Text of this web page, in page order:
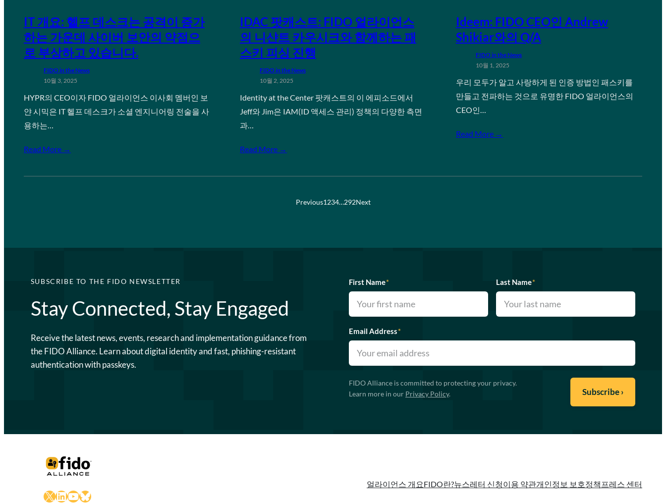
IT 개요: 헬프 데스크는 공격이 증가
하는 가운데 사이버 보안의 약점으
로 부상하고 있습니다.
FIDO in the News
10월 3, 2025
HYPR의 CEO이자 FIDO 얼라이언스 이사회 멤버인 보
얀 시믹은 IT 헬프 데스크가 소셜 엔지니어링 전술을 사
용하는…
Read More →
IDAC 팟캐스트: FIDO 얼라이언스
의 니샨트 카우시크와 함께하는 패
스키 피싱 진행
FIDO in the News
10월 2, 2025
Identity at the Center 팟캐스트의 이 에피소드에서
Jeff와 Jim은 IAM(ID 액세스 관리) 정책의 다양한 측면
과…
Read More →
Ideem: FIDO CEO인 Andrew
Shikiar와의 Q/A
FIDO in the News
10월 1, 2025
우리 모두가 알고 사랑하게 된 인증 방법인 패스키를
만들고 전파하는 것으로 유명한 FIDO 얼라이언스의
CEO인…
Read More →
Previous1234…292Next
SUBSCRIBE TO THE FIDO NEWSLETTER
Stay Connected, Stay Engaged
Receive the latest news, events, research and implementation guidance from
the FIDO Alliance. Learn about digital identity and fast, phishing-resistant
authentication with passkeys.
First Name* Last Name*
Email Address*
FIDO Alliance is committed to protecting your privacy.
Learn more in our Privacy Policy.
X LinkedIn
YouTube
Bluesky
얼라이언스 개요FIDO란?뉴스레터 신청이용 약관개인정보 보호정책 프레스 센터